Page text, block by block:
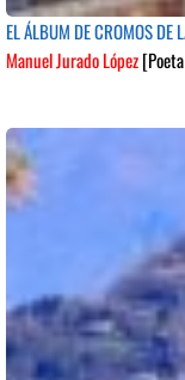
EL ÁLBUM DE CROMOS DE
Manuel Jurado López